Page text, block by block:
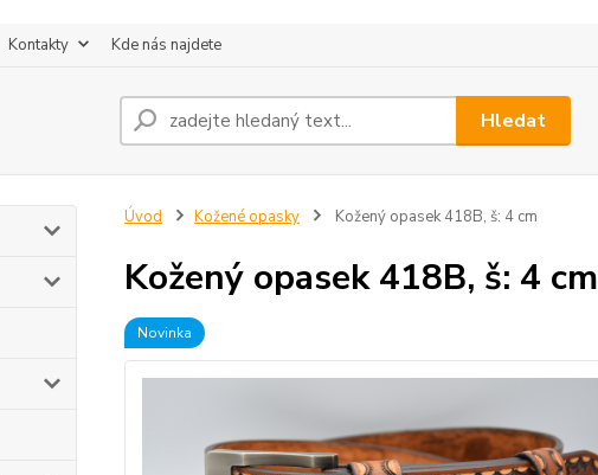
Kontakty Kde nás najdete
Hledat
Úvod Kožené opasky Kožený opasek 418B, š: 4 cm
Kožený opasek 418B, š: 4 cm
Novinka